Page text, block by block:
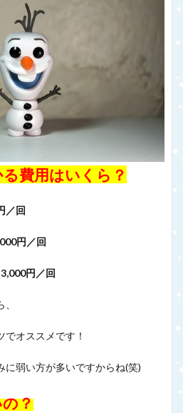
費用はいくら？
／回
円／回
円／回
オススメです！
に弱い方が多いですからね(笑)
？